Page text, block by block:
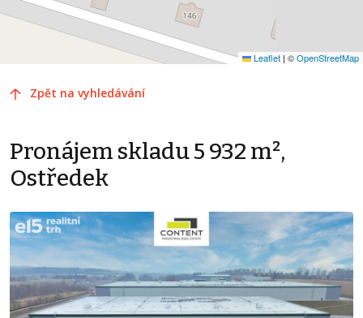
Leaflet | ©OpenStreetMap
Zpět na vyhledávání
Pronájem skladu 5 932 m²,
Ostředek